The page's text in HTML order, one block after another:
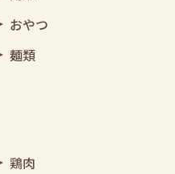
おやつ
麺類
鶏肉